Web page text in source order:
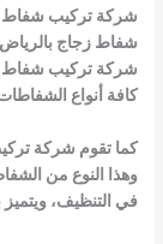
شركةتركيب شفاط
شفاط زجاج بالرياض
شركةتركيب شفاط
كافة أنواع
كما تقوم شركة
وهذا النوع من
في التنظيف،